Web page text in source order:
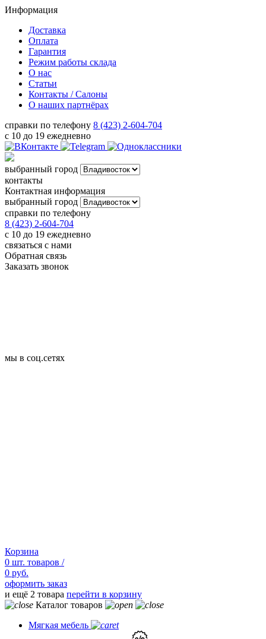
Информация
Доставка
Оплата
Гарантия
Режим работы склада
О нас
Статьи
Контакты / Салоны
О наших партнёрах
справки по телефону 8 (423) 2-604-704
с 10 до 19 ежедневно
выбранный город
контакты
Контактная информация
выбранный город
справки по телефону
8 (423) 2-604-704
с 10 до 19 ежедневно
связаться с нами
Обратная связь
Заказать звонок
мы в соц.сетях
Корзина
0 шт. товаров /
0 руб.
оформить заказ
и ещё 2 товара перейти в корзину
Каталог товаров
Мягкая мебель